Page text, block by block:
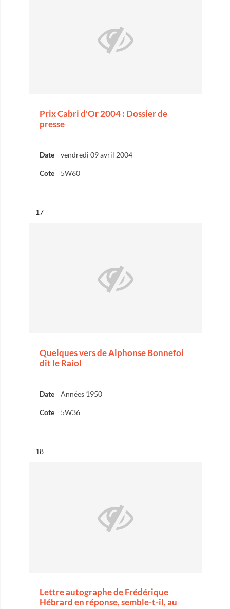
Prix Cabri d'Or 2004 : Dossier de
presse
Date vendredi 09 avril 2004
Cote 5W60
Résultat n°
17
Quelques vers de Alphonse Bonnefoi
dit le Raiol
Date Années 1950
Cote 5W36
Résultat n°
18
Lettre autographe de Frédérique
Hébrard en réponse, semble-t-il, au